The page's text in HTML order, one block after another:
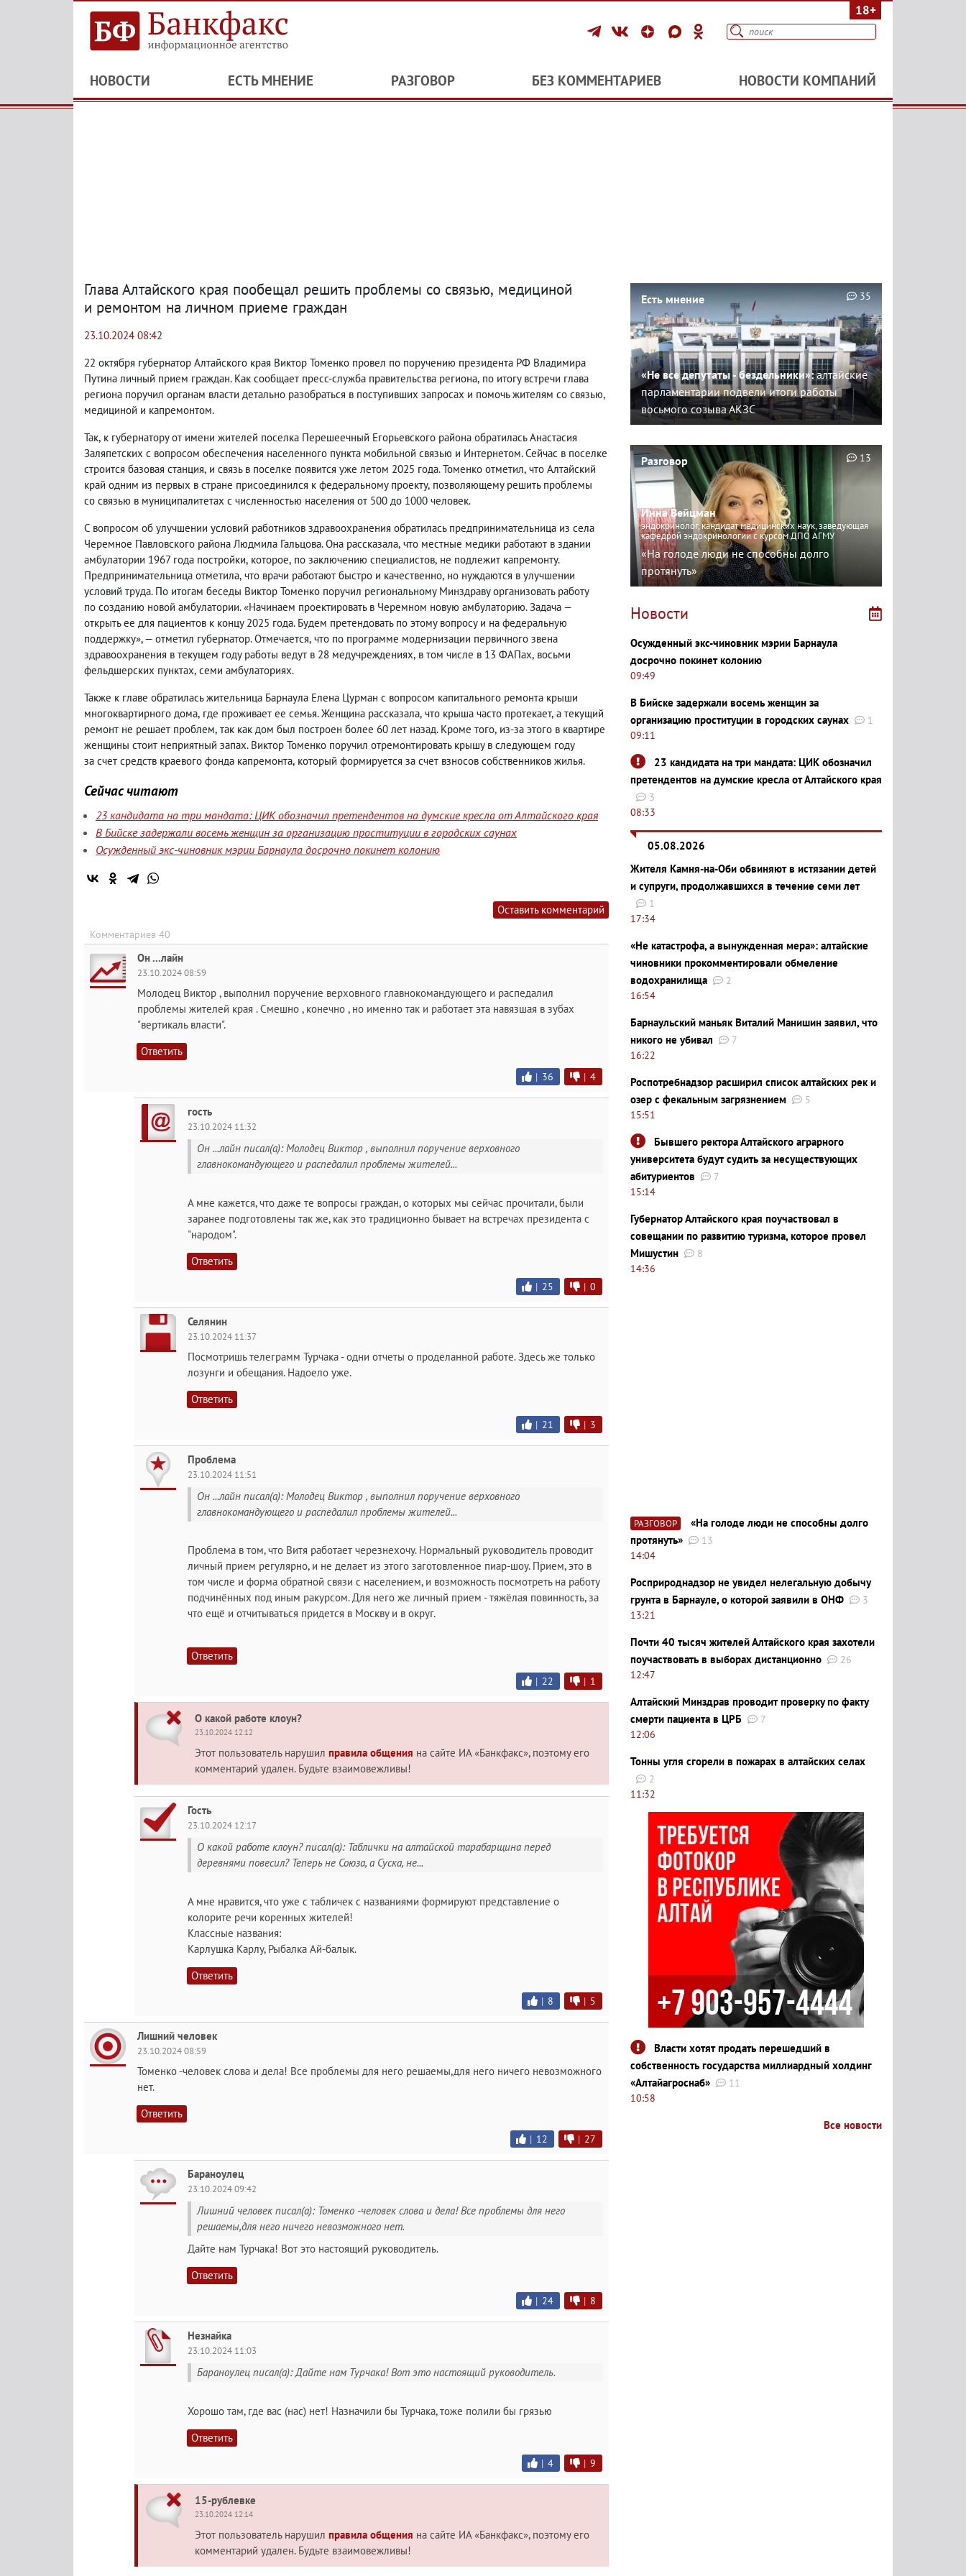
18+
НОВОСТИ ЕСТЬ МНЕНИЕ РАЗГОВОР БЕЗ КОММЕНТАРИЕВ НОВОСТИ КОМПАНИЙ
Глава Алтайского края пообещал решить проблемы со связью, медициной
и ремонтом на личном приеме граждан
23.10.2024 08:42
22 октября губернатор Алтайского края Виктор Томенко провел по поручению президента РФ Владимира
Путина личный прием граждан. Как сообщает пресс-служба правительства региона, по итогу встречи глава
региона поручил органам власти детально разобраться в поступивших запросах и помочь жителям со связью,
медициной и капремонтом.
Так, к губернатору от имени жителей поселка Перешеечный Егорьевского района обратилась Анастасия
Заляпетских с вопросом обеспечения населенного пункта мобильной связью и Интернетом. Сейчас в поселке
строится базовая станция, и связь в поселке появится уже летом 2025 года. Томенко отметил, что Алтайский
край одним из первых в стране присоединился к федеральному проекту, позволяющему решить проблемы
со связью в муниципалитетах с численностью населения от 500 до 1000 человек.
С вопросом об улучшении условий работников здравоохранения обратилась предпринимательница из села
Черемное Павловского района Людмила Гальцова. Она рассказала, что местные медики работают в здании
амбулатории 1967 года постройки, которое, по заключению специалистов, не подлежит капремонту.
Предпринимательница отметила, что врачи работают быстро и качественно, но нуждаются в улучшении
условий труда. По итогам беседы Виктор Томенко поручил региональному Минздраву организовать работу
по созданию новой амбулатории. «Начинаем проектировать в Черемном новую амбулаторию. Задача —
открыть ее для пациентов к концу 2025 года. Будем претендовать по этому вопросу и на федеральную
поддержку», — отметил губернатор. Отмечается, что по программе модернизации первичного звена
здравоохранения в текущем году работы ведут в 28 медучреждениях, в том числе в 13 ФАПах, восьми
фельдшерских пунктах, семи амбулаториях.
Также к главе обратилась жительница Барнаула Елена Цурман с вопросом капитального ремонта крыши
многоквартирного дома, где проживает ее семья. Женщина рассказала, что крыша часто протекает, а текущий
ремонт не решает проблем, так как дом был построен более 60 лет назад. Кроме того, из-за этого в квартире
женщины стоит неприятный запах. Виктор Томенко поручил отремонтировать крышу в следующем году
за счет средств краевого фонда капремонта, который формируется за счет взносов собственников жилья.
Сейчас читают
23 кандидата на три мандата: ЦИК обозначил претендентов на думские кресла от Алтайского края
В Бийске задержали восемь женщин за организацию проституции в городских саунах
Осужденный экс-чиновник мэрии Барнаула досрочно покинет колонию
Оставить комментарий
Комментариев 40
Он ...лайн
23.10.2024 08:59
Молодец Виктор , выполнил поручение верховного главнокомандующего и распедалил
проблемы жителей края . Смешно , конечно , но именно так и работает эта навязшая в зубах
"вертикаль власти".
Ответить
| 36 | 4
гость
23.10.2024 11:32
Он ...лайн писал(а): Молодец Виктор , выполнил поручение верховного
главнокомандующего и распедалил проблемы жителей...
А мне кажется, что даже те вопросы граждан, о которых мы сейчас прочитали, были
заранее подготовлены так же, как это традиционно бывает на встречах президента с
"народом".
Ответить
| 25 | 0
Селянин
23.10.2024 11:37
Посмотришь телеграмм Турчака - одни отчеты о проделанной работе. Здесь же только
лозунги и обещания. Надоело уже.
Ответить
| 21 | 3
Проблема
23.10.2024 11:51
Он ...лайн писал(а): Молодец Виктор , выполнил поручение верховного
главнокомандующего и распедалил проблемы жителей...
Проблема в том, что Витя работает черезнехочу. Нормальный руководитель проводит
личный прием регулярно, и не делает из этого заготовленное пиар-шоу. Прием, это в
том числе и форма обратной связи с населением, и возможность посмотреть на работу
подчинённых под иным ракурсом. Для него же личный прием - тяжёлая повинность, за
что ещё и отчитываться придется в Москву и в округ.
Ответить
| 22 | 1
О какой работе клоун?
23.10.2024 12:12
Этот пользователь нарушил правила общения на сайте ИА «Банкфакс», поэтому его
комментарий удален. Будьте взаимовежливы!
Гость
23.10.2024 12:17
О какой работе клоун? писал(а): Таблички на алтайской тарабарщина перед
деревнями повесил? Теперь не Союза, а Суска, не...
А мне нравится, что уже с табличек с названиями формируют представление о
колорите речи коренных жителей!
Классные названия:
Карлушка Карлу, Рыбалка Ай-балык.
Ответить
| 8 | 5
Лишний человек
23.10.2024 08:59
Томенко -человек слова и дела! Все проблемы для него решаемы,для него ничего невозможного
нет.
Ответить
| 12 | 27
Бараноулец
23.10.2024 09:42
Лишний человек писал(а): Томенко -человек слова и дела! Все проблемы для него
решаемы,для него ничего невозможного нет.
Дайте нам Турчака! Вот это настоящий руководитель.
Ответить
| 24 | 8
Незнайка
23.10.2024 11:03
Бараноулец писал(а): Дайте нам Турчака! Вот это настоящий руководитель.
Хорошо там, где вас (нас) нет! Назначили бы Турчака, тоже полили бы грязью
Ответить
| 4 | 9
15-рублевке
23.10.2024 12:14
Этот пользователь нарушил правила общения на сайте ИА «Банкфакс», поэтому его
комментарий удален. Будьте взаимовежливы!
Есть мнение
«Не все депутаты - бездельники»:алтайские
парламентарии подвели итоги работы
восьмого созыва АКЗС
35
Разговор
Инна Вейцман
эндокринолог, кандидат медицинских наук, заведующая
кафедрой эндокринологии с курсом ДПО АГМУ
«На голоде люди не способны долго
протянуть»
13
Новости
Осужденный экс-чиновник мэрии Барнаула
досрочно покинет колонию
09:49
В Бийске задержали восемь женщин за
организацию проституции в городских саунах
1
09:11
23 кандидата на три мандата: ЦИК обозначил
претендентов на думские кресла от Алтайского края
3
08:33
05.08.2026
Жителя Камня-на-Оби обвиняют в истязании детей
и супруги, продолжавшихся в течение семи лет
1
17:34
«Не катастрофа, а вынужденная мера»: алтайские
чиновники прокомментировали обмеление
водохранилища
2
16:54
Барнаульский маньяк Виталий Манишин заявил, что
никого не убивал
7
16:22
Роспотребнадзор расширил список алтайских рек и
озер с фекальным загрязнением
5
15:51
Бывшего ректора Алтайского аграрного
университета будут судить за несуществующих
абитуриентов
7
15:14
Губернатор Алтайского края поучаствовал в
совещании по развитию туризма, которое провел
Мишустин
8
14:36
РАЗГОВОР
«На голоде люди не способны долго
протянуть»
13
14:04
Росприроднадзор не увидел нелегальную добычу
грунта в Барнауле, о которой заявили в ОНФ
3
13:21
Почти 40 тысяч жителей Алтайского края захотели
поучаствовать в выборах дистанционно
26
12:47
Алтайский Минздрав проводит проверку по факту
смерти пациента в ЦРБ
7
12:06
Тонны угля сгорели в пожарах в алтайских селах
2
11:32
Власти хотят продать перешедший в
собственность государства миллиардный холдинг
«Алтайагроснаб»
11
10:58
Все новости